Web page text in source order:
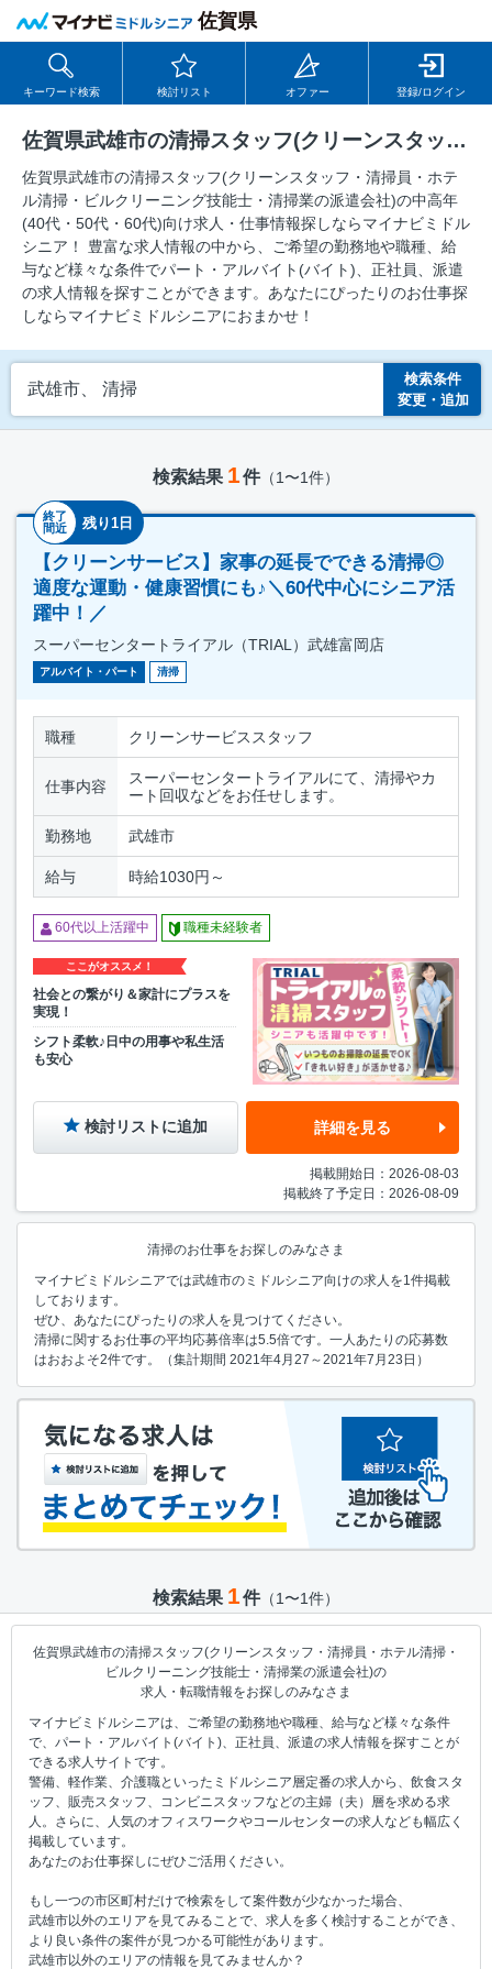
佐賀県
キーワード検索 検討リスト オファー 登録/ログイン
佐賀県武雄市の清掃スタッフ(クリーンスタッフ・清掃員・ホテル清掃・ビルクリーニング技能士・清掃業の派遣会社)の求人
佐賀県武雄市の清掃スタッフ(クリーンスタッフ・清掃員・ホテ
ル清掃・ビルクリーニング技能士・清掃業の派遣会社)の中⾼年
(40代・50代・60代)向け求⼈・仕事情報探しならマイナビミドル
シニア！ 豊富な求人情報の中から、ご希望の勤務地や職種、給
与など様々な条件でパート・アルバイト(バイト)、正社員、派遣
の求人情報を探すことができます。あなたにぴったりのお仕事探
しならマイナビミドルシニアにおまかせ！
武雄市、 清掃
検索条件
変更・追加
検索結果 1件（1〜1件）
終了
間近
残り1日
【クリーンサービス】家事の延長でできる清掃◎
適度な運動・健康習慣にも♪＼60代中心にシニア活
躍中！／
スーパーセンタートライアル（TRIAL）武雄富岡店
アルバイト・パート 清掃
職種 クリーンサービススタッフ
仕事内容
スーパーセンタートライアルにて、清掃やカ
ート回収などをお任せします。
勤務地 武雄市
給与 時給1030円～
60代以上活躍中 職種未経験者
ここがオススメ！
社会との繋がり＆家計にプラスを
実現！
シフト柔軟♪日中の用事や私生活
も安心
検討リストに追加 詳細を見る
掲載開始日：2026-08-03
掲載終了予定日：2026-08-09
清掃のお仕事をお探しのみなさま
マイナビミドルシニアでは武雄市のミドルシニア向けの求人を1件掲載
しております。
ぜひ、あなたにぴったりの求人を見つけてください。
清掃に関するお仕事の平均応募倍率は5.5倍です。一人あたりの応募数
はおおよそ2件です。（集計期間 2021年4月27～2021年7月23日）
検索結果 1件（1〜1件）
佐賀県武雄市の清掃スタッフ(クリーンスタッフ・清掃員・ホテル清掃・
ビルクリーニング技能士・清掃業の派遣会社)の
求人・転職情報をお探しのみなさま
マイナビミドルシニアは、ご希望の勤務地や職種、給与など様々な条件
で、パート・アルバイト(バイト)、正社員、派遣の求人情報を探すことが
できる求人サイトです。
警備、軽作業、介護職といったミドルシニア層定番の求人から、飲食スタ
ッフ、販売スタッフ、コンビニスタッフなどの主婦（夫）層を求める求
人。さらに、人気のオフィスワークやコールセンターの求人なども幅広く
掲載しています。
あなたのお仕事探しにぜひご活用ください。
もし一つの市区町村だけで検索をして案件数が少なかった場合、
武雄市以外のエリアを見てみることで、求人を多く検討することができ、
より良い条件の案件が見つかる可能性があります。
武雄市以外のエリアの情報を見てみませんか？